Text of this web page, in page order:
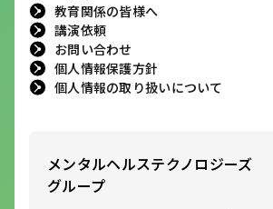
教育関係の皆様へ
講演依頼
お問い合わせ
個人情報保護方針
個人情報の取り扱いについて
メンタルヘルステクノロジーズ
グループ